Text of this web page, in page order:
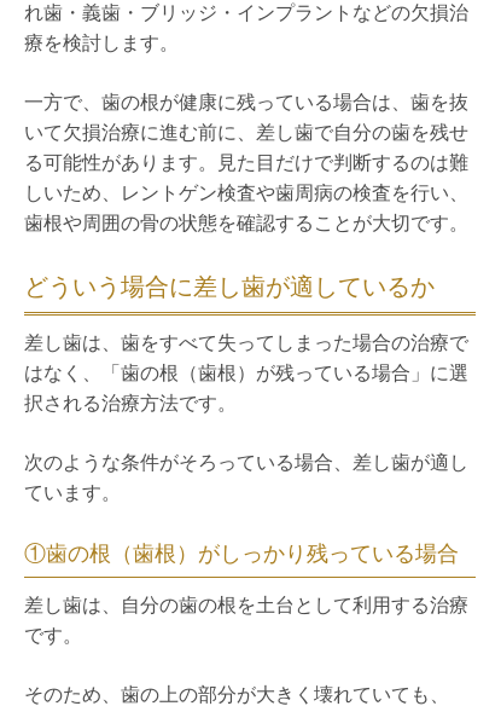
れ歯・義歯・ブリッジ・インプラントなどの欠損治
療を検討します。
一方で、歯の根が健康に残っている場合は、歯を抜
いて欠損治療に進む前に、差し歯で自分の歯を残せ
る可能性があります。見た目だけで判断するのは難
しいため、レントゲン検査や歯周病の検査を行い、
歯根や周囲の骨の状態を確認することが大切です。
どういう場合に差し歯が適しているか
差し歯は、歯をすべて失ってしまった場合の治療で
はなく、「歯の根（歯根）が残っている場合」に選
択される治療方法です。
次のような条件がそろっている場合、差し歯が適し
ています。
①歯の根（歯根）がしっかり残っている場合
差し歯は、自分の歯の根を土台として利用する治療
です。
そのため、歯の上の部分が大きく壊れていても、